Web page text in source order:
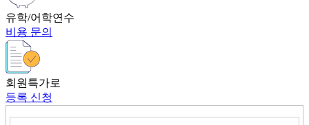
유학/어학연수
비용 문의
회원특가로
등록 신청